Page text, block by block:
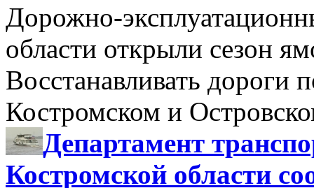
Дорожно-
области открыли сезон
Восстанавливать дороги
Костромском и
Департамент
Костромской области